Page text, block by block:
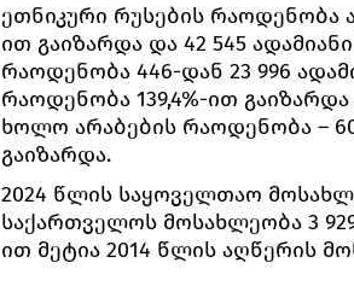
ეთნიკური რუსების რაოდენობა
ით გაიზარდა და 42 545
რაოდენობა 446-დან 23 996
რაოდენობა 139,4%-ით გაიზარდა
ხოლო არაბების რაოდენობა –
გაიზარდა.
2024 წლის საყოველთაო
საქართველოს მოსახლეობა 3
ით მეტია 2014 წლის აღწერის